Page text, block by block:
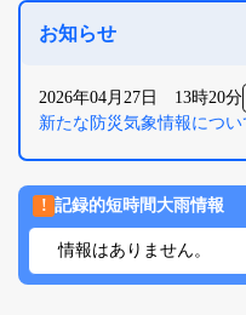
お知らせ
2026年04月27日 13時20分
新たな防災気象情報につい
! 記録的短時間大雨情報
情報はありません。